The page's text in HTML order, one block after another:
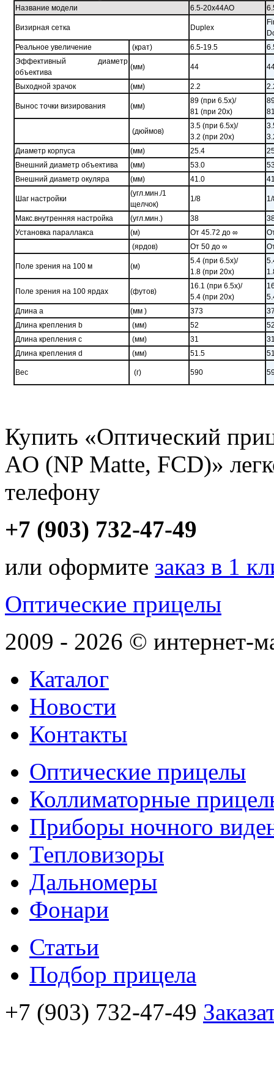
Название модели 6.5-20x44AO
Визирная сетка Duplex
Реальное увеличение
(крат) 6.5-19.5
Эффективный диаметр
объектива
(мм) 44
Выходной зрачок (мм) 2.2
Вынос точки визирования (мм)
89 (при 6.5x)/
81 (при 20x)
(дюймов)
3.5 (при 6.5x)/
3.2 (при 20x)
Диаметр корпуса
(мм) 25.4
Внешний диаметр объектива
(мм) 53.0
Внешний диаметр окуляра
(мм) 41.0
Шаг настройки
(угл.мин./1
щелчок)
1/8
Макс.внутренняя настройка (угл.мин.) 38
Установка параллакса
(м) От 45.72 до ∞
(ярдов)
От 50 до ∞
Поле зрения на 100 м (м)
5.4 (при 6.5x)/
1.8 (при 20x)
Поле зрения на 100 ярдах (футов)
16.1 (при 6.5x)/
5.4 (при 20x)
Длина a
(мм ) 373
Длина крепления b
(мм) 52
Длина крепления c
(мм) 31
Длина крепления d
(мм) 51.5
Вес (г) 590
Купить «Оптический
AO (NP Matte, FCD)»
телефону
+7 (903) 732-47-49
или оформите заказ в 1
Оптические прицелы
2009 - 2026 © интернет-
Каталог
Новости
Контакты
Оптические прицелы
Коллиматорные
Приборы ночного
Тепловизоры
Дальномеры
Фонари
Статьи
Подбор прицела
+7 (903) 732-47-49